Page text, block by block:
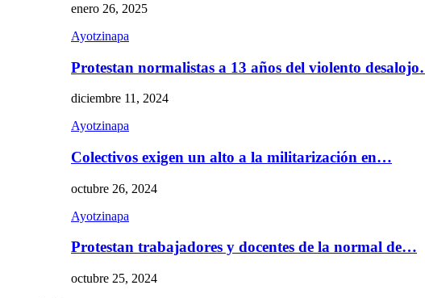
enero 26, 2025
Ayotzinapa
Protestan normalistas a 13 años del violento
diciembre 11, 2024
Ayotzinapa
Colectivos exigen un alto a la militarización en…
octubre 26, 2024
Ayotzinapa
Protestan trabajadores y docentes de la normal de…
octubre 25, 2024